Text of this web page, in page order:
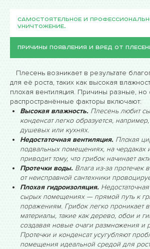
стадиях, но для полного избавления
лучше обратиться профессионалам.
наносит серьёзный вред вашему дому
поэтому надо действовать сразу при
рекомендациям по удалению плесени,
избежать её повторного появления.
Самостоятельное и
уничтожение.
Причины появления и вред от
Плесень возникает в результате
для её роста, таких как высокая
плохая вентиляция. Причины разные, но
распространённые факторы включают:
Высокая влажность. Плесень любит
конденсат легко образуется,
душевых или кухнях.
Недостаточная вентиляция. Плохая
подвальных помещениях, на чердаках
приводит тому, что грибок начинает
Протечки воды. Влага из-за протечек
от неисправной сантехники
Плохая гидроизоляция.
сырых помещениях — прямой путь к
поражениям. Грибок легко проникает
материалы, такие как дерево, обои и
создавая новые очаги размножения и
Протечки и конденсат усугубляют
помещения идеальной средой для